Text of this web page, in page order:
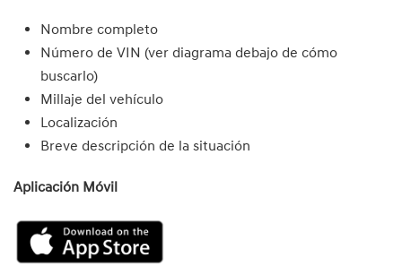
Nombre completo
Número de VIN (ver diagrama debajo de cómo
buscarlo)
Millaje del vehículo
Localización
Breve descripción de la situación
Aplicación Móvil